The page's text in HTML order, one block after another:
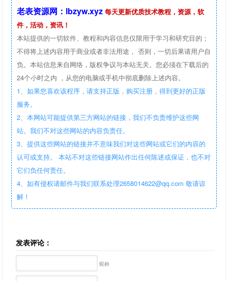
老表资源网：lbzyw.xyz 每天更新优质技术教程，资源，软
件，活动，资讯！
本站提供的一切软件、教程和内容信息仅限用于学习和研究目的；
不得将上述内容用于商业或者非法用途， 否则，一切后果请用户自
负。本站信息来自网络，版权争议与本站无关。您必须在下载后的
24个小时之内 ，从您的电脑或手机中彻底删除上述内容。
1、如果您喜欢该程序，请支持正版，购买注册，得到更好的正版
服务。
2、本网站可能提供第三方网站的链接，我们不负责维护这些网
站。我们不对这些网站的内容负责任。
3、提供这些网站的链接并不意味我们对这些网站或它们的内容的
认可或支持。 本站不对这些链接网站作出任何陈述或保证，也不对
它们负任何责任。
4、如有侵权请邮件与我们联系处理2658014622@qq.com 敬请谅
解！
发表评论：
昵称